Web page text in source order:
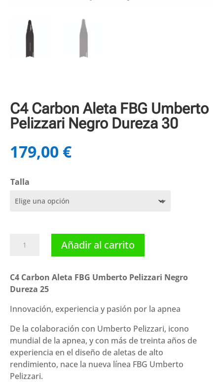
C4 Carbon Aleta FBG Umberto
Pelizzari Negro Dureza 30
179,00 €
Talla
Carbon
FBG
Umberto
Negro
Dureza
30
cantidad
Añadir al carrito
C4 Carbon Aleta FBG Umberto Pelizzari Negro
Dureza 25
Innovación, experiencia y pasión por la apnea
De la colaboración con Umberto Pelizzari, icono
mundial de la apnea, y con más de treinta años de
experiencia en el diseño de aletas de alto
rendimiento, nace la nueva línea FBG Umberto
Pelizzari.